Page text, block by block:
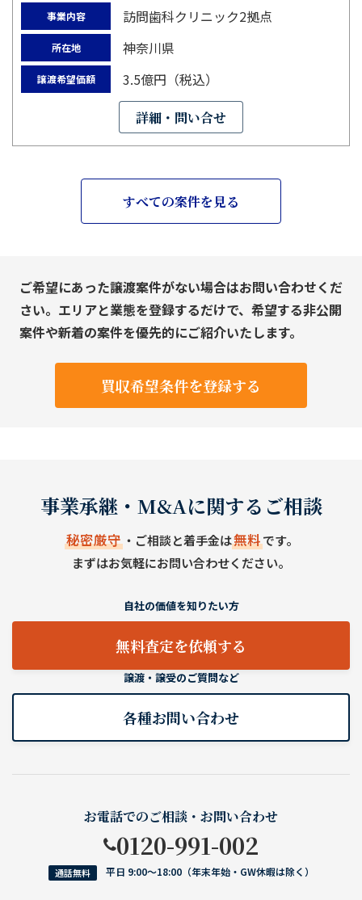
事業内容 訪問歯科クリニック2拠点
所在地 神奈川県
譲渡希望価額 3.5億円（税込）
詳細・問い合せ
すべての案件を見る
ご希望にあった譲渡案件がない場合はお問い合わせくだ
さい。エリアと業態を登録するだけで、希望する非公開
案件や新着の案件を優先的にご紹介いたします。
買収希望条件を登録する
事業承継・M&Aに関するご相談
秘密厳守・ご相談と着手金は無料です。
まずはお気軽にお問い合わせください。
自社の価値を知りたい方
無料査定を依頼する
譲渡・譲受のご質問など
各種お問い合わせ
お電話でのご相談・お問い合わせ
0120-991-002
通話無料 平日 9:00〜18:00（年末年始・GW休暇は除く）